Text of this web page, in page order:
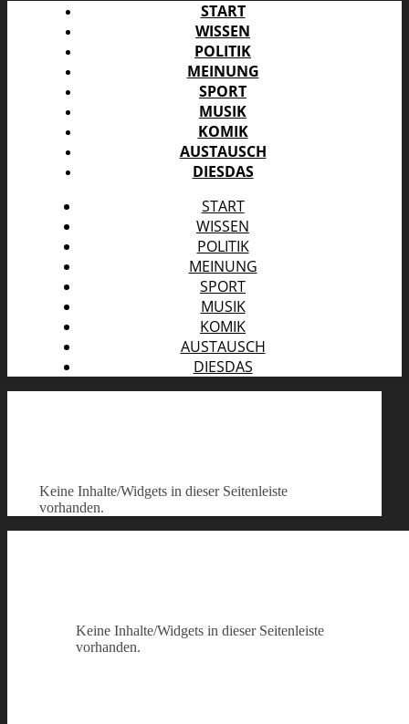
START
WISSEN
POLITIK
MEINUNG
SPORT
MUSIK
KOMIK
AUSTAUSCH
DIESDAS
START
WISSEN
POLITIK
MEINUNG
SPORT
MUSIK
KOMIK
AUSTAUSCH
DIESDAS
Keine Inhalte/Widgets in dieser Seitenleiste
vorhanden.
Keine Inhalte/Widgets in dieser Seitenleiste
vorhanden.